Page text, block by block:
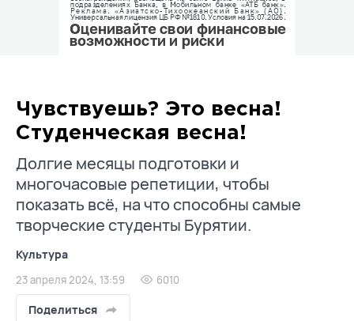
Чувствуешь? Это весна!
Студенческая весна!
Долгие месяцы подготовки и
многочасовые репетиции, чтобы
показать всё, на что способны самые
творческие студенты Бурятии.
Культура
23 апреля 2024, 13:59 6010
Поделиться